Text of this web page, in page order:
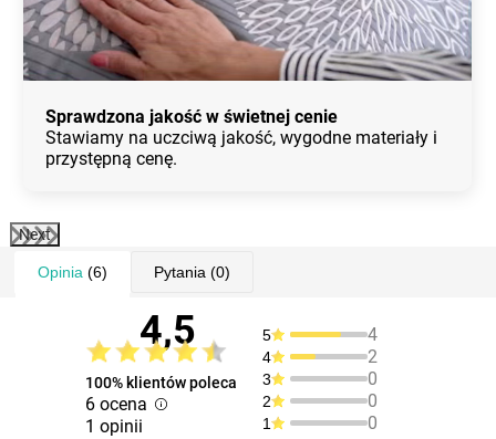
Sprawdzona jakość w świetnej cenie
Stawiamy na uczciwą jakość, wygodne materiały i
przystępną cenę.
Next
Opinia (6) Pytania (0)
4,5
100% klientów poleca
6 ocena
1 opinii
5 4
4 2
3 0
2 0
1 0